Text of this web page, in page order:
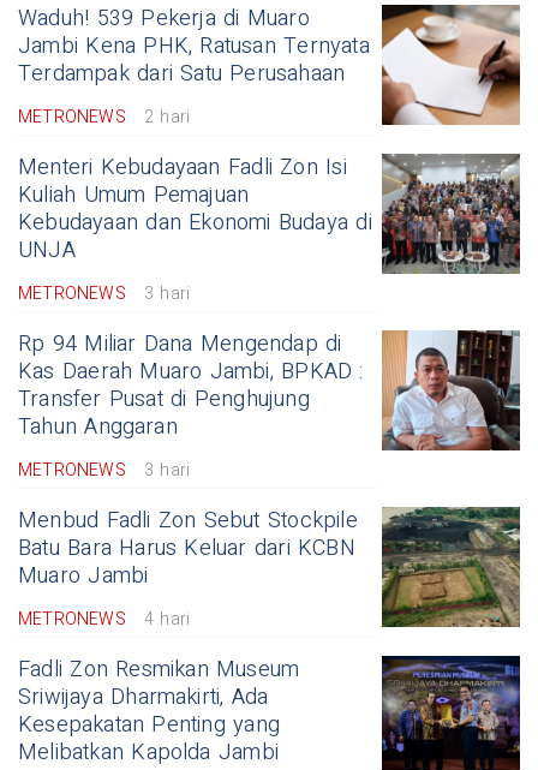
Waduh! 539 Pekerja di Muaro
Jambi Kena PHK, Ratusan Ternyata
Terdampak dari Satu Perusahaan
METRONEWS 2 hari
Menteri Kebudayaan Fadli Zon Isi
Kuliah Umum Pemajuan
Kebudayaan dan Ekonomi Budaya di
UNJA
METRONEWS 3 hari
Rp 94 Miliar Dana Mengendap di
Kas Daerah Muaro Jambi, BPKAD :
Transfer Pusat di Penghujung
Tahun Anggaran
METRONEWS 3 hari
Menbud Fadli Zon Sebut Stockpile
Batu Bara Harus Keluar dari KCBN
Muaro Jambi
METRONEWS 4 hari
Fadli Zon Resmikan Museum
Sriwijaya Dharmakirti, Ada
Kesepakatan Penting yang
Melibatkan Kapolda Jambi